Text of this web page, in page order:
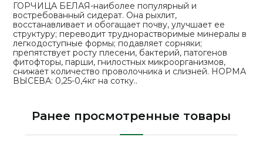
ГОРЧИЦА БЕЛАЯ-наиболее популярный и
востребованный сидерат. Она рыхлит,
восстанавливает и обогащает почву, улучшает ее
структуру; переводит труднорастворимые минералы в
легкодоступные формы; подавляет сорняки;
препятствует росту плесени, бактерий, патогенов
фитофторы, парши, гнилостных микроорганизмов,
снижает количество проволочника и слизней. НОРМА
ВЫСЕВА: 0,25-0,4кг на сотку..
Ранее просмотренные товары